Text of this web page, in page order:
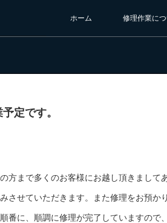
ホーム 修理作業に
定です。
方まで多くのお客様にお越し頂きまして
させていただきます。また修理をお預か
番に、順調に修理が完了していますので